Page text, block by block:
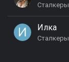
Сталкеры
Илка
Сталкеры